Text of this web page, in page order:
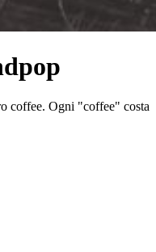
coffee. Ogni "coffee" costa